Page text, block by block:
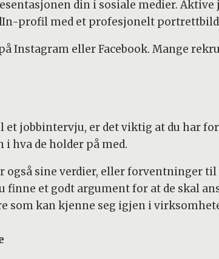
din i sosiale medier. Aktive
profil med et profesjonelt
Instagram eller Facebook. Mange
jobbintervju, er det viktig at du har
hva de holder på med.
sine verdier, eller forventninger til
finne et godt argument for at de skal
som kan kjenne seg igjen i